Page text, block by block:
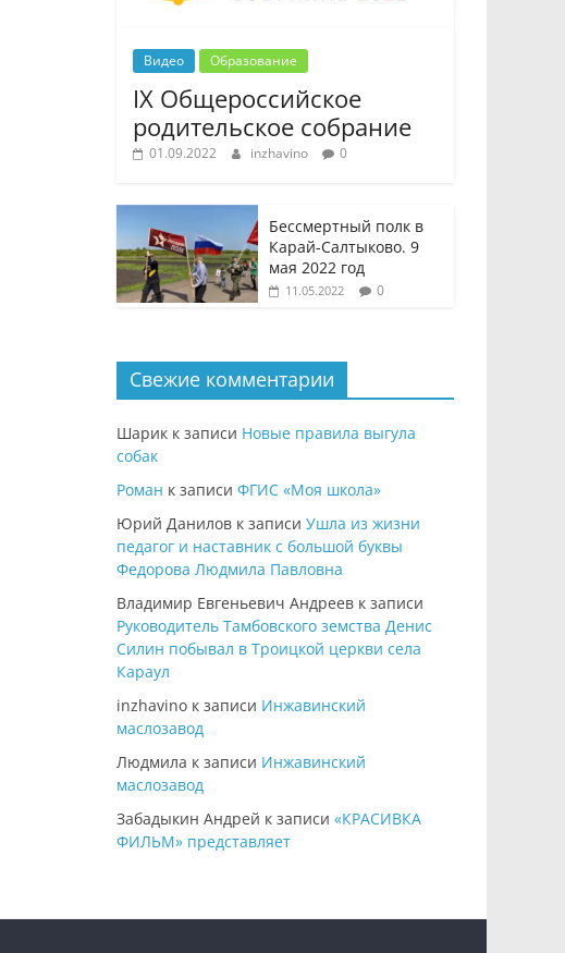
Видео Образование
IX Общероссийское
родительское собрание
01.09.2022 inzhavino 0
Бессмертный полк в
Карай-Салтыково. 9
мая 2022 год
11.05.2022 0
Свежие комментарии
Шарик к записи Новые правила выгула
собак
Роман к записи ФГИС «Моя школа»
Юрий Данилов к записи Ушла из жизни
педагог и наставник с большой буквы
Федорова Людмила Павловна
Владимир Евгеньевич Андреев к записи
Руководитель Тамбовского земства Денис
Силин побывал в Троицкой церкви села
Караул
inzhavino к записи Инжавинский
маслозавод
Людмила к записи Инжавинский
маслозавод
Забадыкин Андрей к записи «КРАСИВКА
ФИЛЬМ» представляет